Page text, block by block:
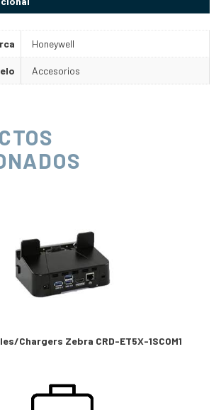
Honeywell
Accesorios
Chargers Zebra CRD-ET5X-1SCOM1